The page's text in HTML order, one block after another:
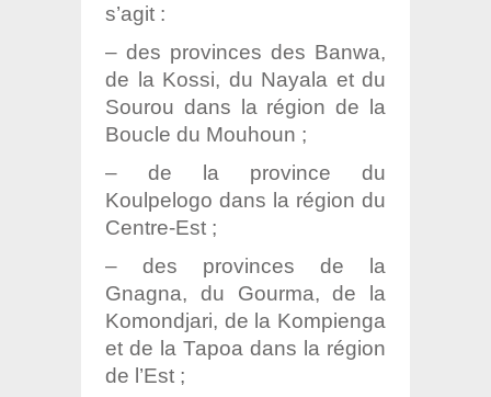
s’agit :
– des provinces des Banwa,
de la Kossi, du Nayala et du
Sourou dans la région de la
Boucle du Mouhoun ;
– de la province du
Koulpelogo dans la région du
Centre-Est ;
– des provinces de la
Gnagna, du Gourma, de la
Komondjari, de la Kompienga
et de la Tapoa dans la région
de l’Est ;